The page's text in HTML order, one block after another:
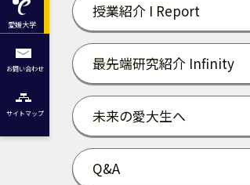
愛媛大学
お問い合わせ
サイトマップ
授業紹介 I Report
最先端研究紹介 Infinity
未来の愛大生へ
Q&A